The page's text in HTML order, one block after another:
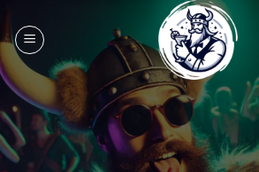
Inhalt
springen